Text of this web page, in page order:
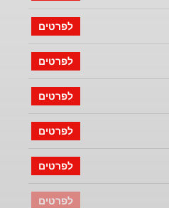
לפרטים
לפרטים
לפרטים
לפרטים
לפרטים
לפרטים